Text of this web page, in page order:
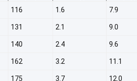
116 1.6 7.9
131 2.1 9.0
140 2.4 9.6
162 3.2 11.1
175 3.7 12.0